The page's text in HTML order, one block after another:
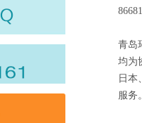
青岛
均为
日本
服务。